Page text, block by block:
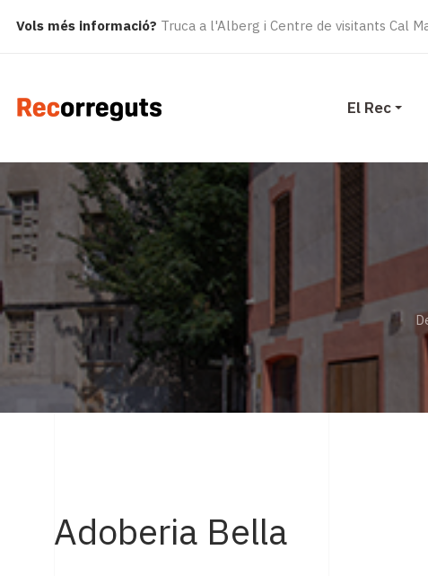
Vols més informació? Truca a l'Alberg i Centre de visitants Cal
El Rec
Adoberia Bella